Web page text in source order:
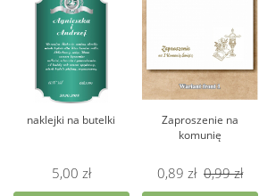
naklejki na butelki
5,00 zł
Zaproszenie na
komunię
0,89 zł 0,99 zł